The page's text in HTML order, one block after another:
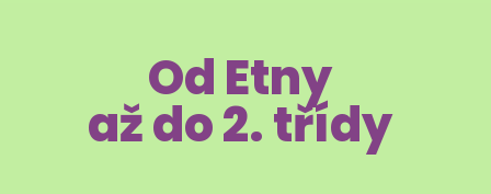
Od Etny
až do 2. třídy